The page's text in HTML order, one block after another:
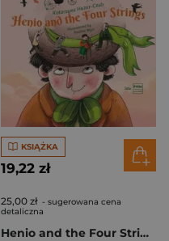
KSIĄŻKA
19,22 zł
25,00 zł - sugerowana cena
detaliczna
Henio and the Four Strings